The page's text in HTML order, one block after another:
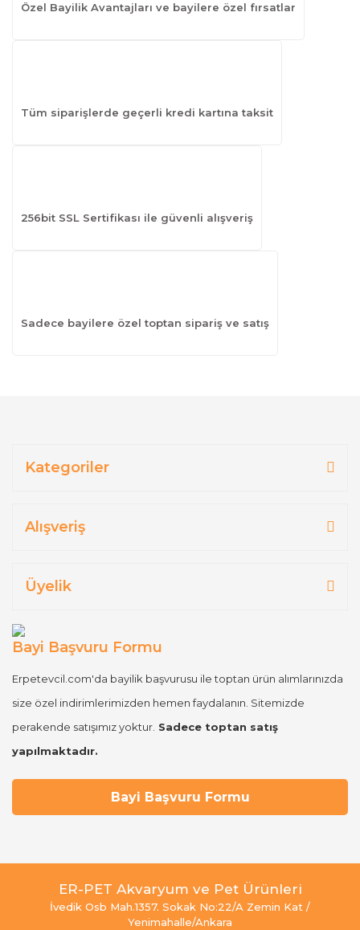
Özel Bayilik Avantajları ve bayilere özel fırsatlar
Tüm siparişlerde geçerli kredi kartına taksit
256bit SSL Sertifikası ile güvenli alışveriş
Sadece bayilere özel toptan sipariş ve satış
Kategoriler
Alışveriş
Üyelik
Bayi Başvuru Formu
Erpetevcil.com'da bayilik başvurusu ile toptan ürün alımlarınızda
size özel indirimlerimizden hemen faydalanın. Sitemizde
perakende satışımız yoktur. Sadece toptan satış
yapılmaktadır.
Bayi Başvuru Formu
ER-PET Akvaryum ve Pet Ürünleri
İvedik Osb Mah.1357. Sokak No:22/A Zemin Kat /
Yenimahalle/Ankara